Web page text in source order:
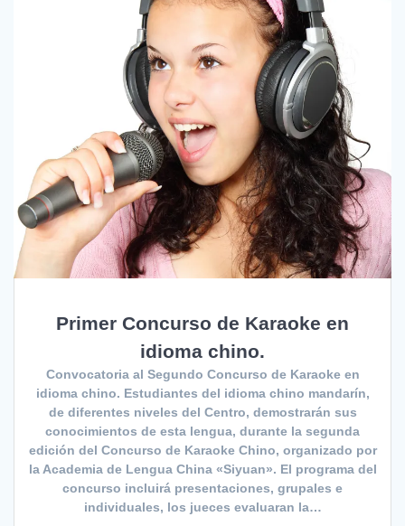
Primer Concurso de Karaoke en
idioma chino.
Convocatoria al Segundo Concurso de Karaoke en
idioma chino. Estudiantes del idioma chino mandarín,
de diferentes niveles del Centro, demostrarán sus
conocimientos de esta lengua, durante la segunda
edición del Concurso de Karaoke Chino, organizado por
la Academia de Lengua China «Siyuan». El programa del
concurso incluirá presentaciones, grupales e
individuales, los jueces evaluaran la…